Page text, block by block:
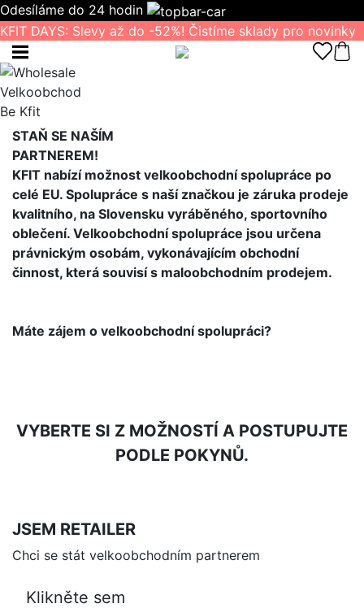
Odesíláme do 24 hodin
KFIT DAYS: Slevy až do -52%! Čistíme sklady pro novinky
Velkoobchod
Be Kfit
STAŇ SE NAŠÍM
PARTNEREM!
KFIT nabízí možnost velkoobchodní spolupráce po
celé EU. Spolupráce s naší značkou je záruka prodeje
kvalitního, na Slovensku vyráběného, sportovního
oblečení. Velkoobchodní spolupráce jsou určena
právnickým osobám, vykonávajícím obchodní
činnost, která souvisí s maloobchodním prodejem.
Máte zájem o velkoobchodní spolupráci?
VYBERTE SI Z MOŽNOSTÍ A POSTUPUJTE
PODLE POKYNŮ.
JSEM RETAILER
Chci se stát velkoobchodním partnerem
Klikněte sem